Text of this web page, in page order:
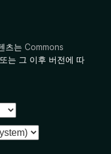
츠는 Commons
또는 그 이후 버전에 따